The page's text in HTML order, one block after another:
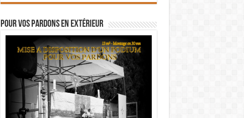
Pour vos pardons en extérieur